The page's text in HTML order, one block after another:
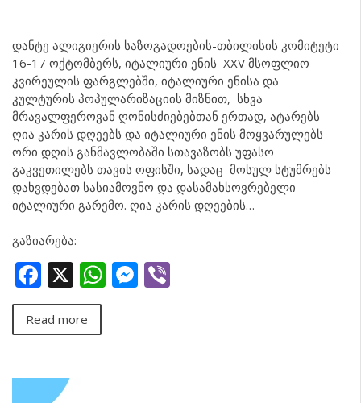
დანტე ალიგიერის საზოგადოების-თბილისის კომიტეტი
16-17 ოქტომბერს, იტალიური ენის XXV მსოფლიო
კვირეულის ფარგლებში, იტალიური ენისა და
კულტურის პოპულარიზაციის მიზნით, სხვა
მრავალფეროვან ღონისძიებებთან ერთად, ატარებს
ღია კარის დღეებს და იტალიური ენის მოყვარულებს
ორი დღის განმავლობაში სთავაზობს უფასო
გაკვეთილებს თავის ოფისში, სადაც მოსულ სტუმრებს
დახვდებათ სასიამოვნო და დასამახსოვრებელი
იტალიური გარემო. ღია კარის დღეების…
გაზიარება:
Facebook
X WhatsApp
Messenger
Read more